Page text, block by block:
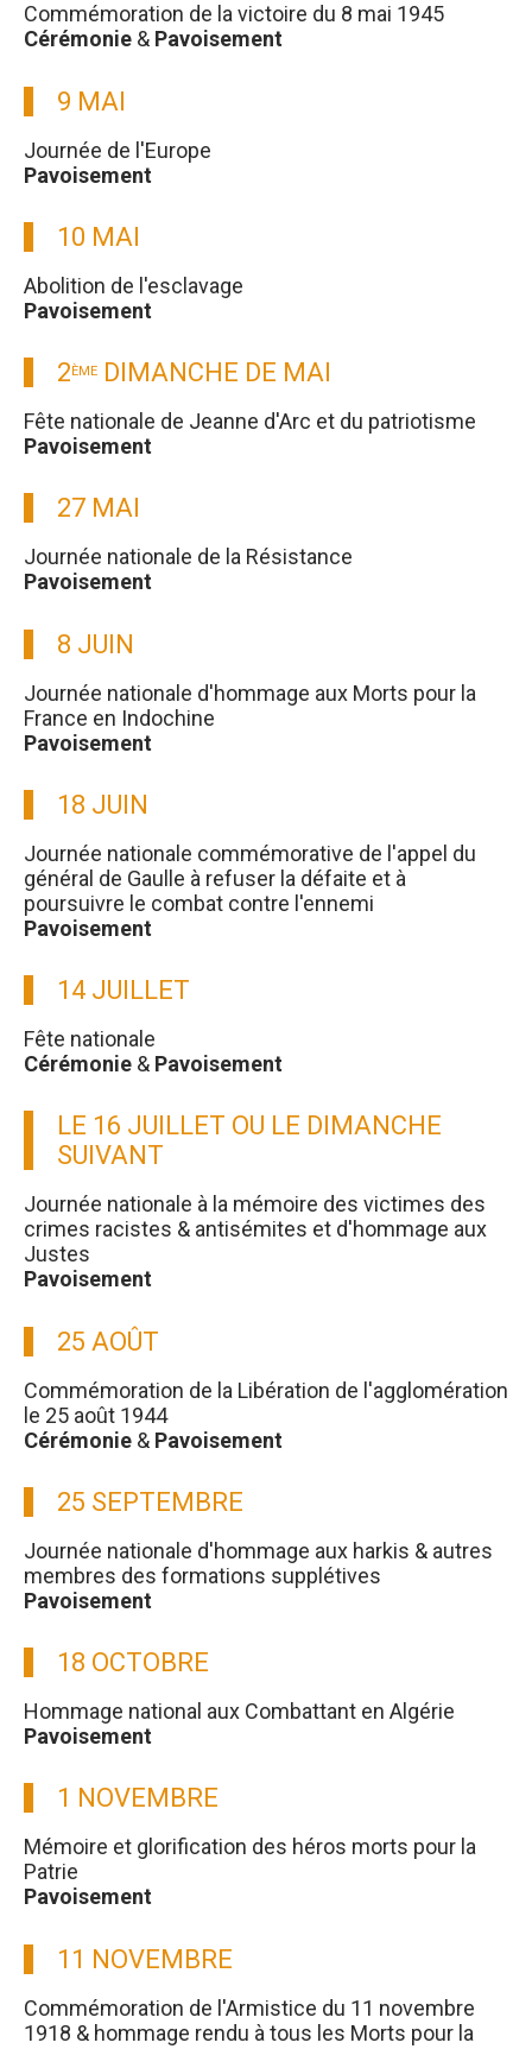
Commémoration de la victoire du 8 mai 1945
Cérémonie & Pavoisement
9 MAI
Journée de l'Europe
Pavoisement
10 MAI
Abolition de l'esclavage
Pavoisement
2ÈME DIMANCHE DE MAI
Fête nationale de Jeanne d'Arc et du patriotisme
Pavoisement
27 MAI
Journée nationale de la Résistance
Pavoisement
8 JUIN
Journée nationale d'hommage aux Morts pour la
France en Indochine
Pavoisement
18 JUIN
Journée nationale commémorative de l'appel du
général de Gaulle à refuser la défaite et à
poursuivre le combat contre l'ennemi
Pavoisement
14 JUILLET
Fête nationale
Cérémonie & Pavoisement
LE 16 JUILLET OU LE DIMANCHE
SUIVANT
Journée nationale à la mémoire des victimes des
crimes racistes & antisémites et d'hommage aux
Justes
Pavoisement
25 AOÛT
Commémoration de la Libération de l'agglomération
le 25 août 1944
Cérémonie & Pavoisement
25 SEPTEMBRE
Journée nationale d'hommage aux harkis & autres
membres des formations supplétives
Pavoisement
18 OCTOBRE
Hommage national aux Combattant en Algérie
Pavoisement
1 NOVEMBRE
Mémoire et glorification des héros morts pour la
Patrie
Pavoisement
11 NOVEMBRE
Commémoration de l'Armistice du 11 novembre
1918 & hommage rendu à tous les Morts pour la